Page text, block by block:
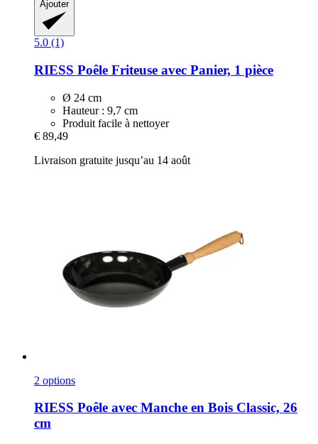
Ajouter
5.0 (1)
RIESS Poêle Friteuse avec Panier, 1 pièce
Ø 24 cm
Hauteur : 9,7 cm
Produit facile à nettoyer
€ 89,49
Livraison gratuite jusqu’au 14 août
2 options
RIESS Poêle avec Manche en Bois Classic, 26
cm